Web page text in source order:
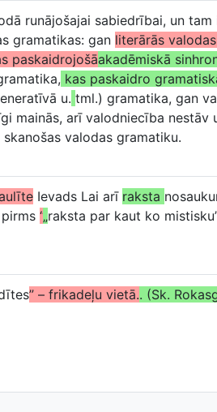
runājošajai sabiedrībai, un
gramatikas: gan literārās
paskaidrojošāakadēmiskā
kas paskaidro
u. tml.) gramatika, gan
mainās, arī valodniecība
valodas gramatiku.
Ievads Lai arī raksta
“„raksta par kaut ko
” – frikadeļu vietā.. (Sk.